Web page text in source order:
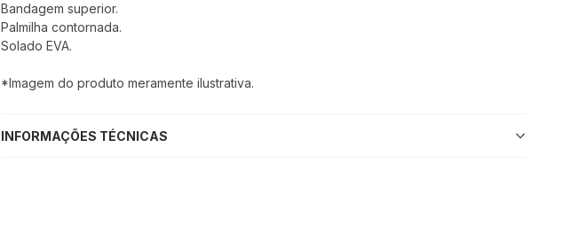
Bandagem superior.
Palmilha contornada.
Solado EVA.
*Imagem do produto meramente ilustrativa.
INFORMAÇÕES TÉCNICAS